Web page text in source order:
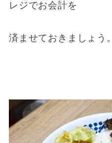
レジでお会計を
済ませておきましょう。